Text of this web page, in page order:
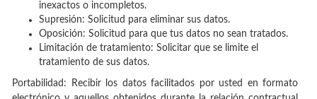
inexactos o incompletos.
Supresión: Solicitud para eliminar sus datos.
Oposición: Solicitud para que tus datos no sean tratados.
Limitación de tratamiento: Solicitar que se limite el
tratamiento de sus datos.
Portabilidad: Recibir los datos facilitados por usted en formato